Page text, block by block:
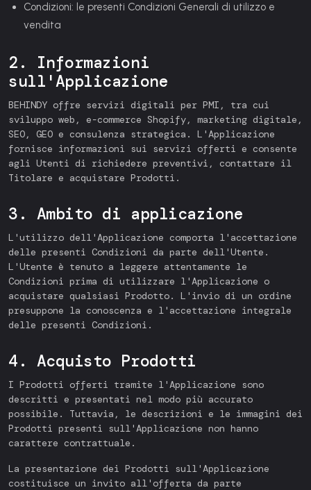
Condizioni: le presenti Condizioni Generali di utilizzo e
vendita
2. Informazioni
sull'Applicazione
BEHINDY offre servizi digitali per PMI, tra cui
sviluppo web, e-commerce Shopify, marketing digitale,
SEO, GEO e consulenza strategica. L'Applicazione
fornisce informazioni sui servizi offerti e consente
agli Utenti di richiedere preventivi, contattare il
Titolare e acquistare Prodotti.
3. Ambito di applicazione
L'utilizzo dell'Applicazione comporta l'accettazione
delle presenti Condizioni da parte dell'Utente.
L'Utente è tenuto a leggere attentamente le
Condizioni prima di utilizzare l'Applicazione o
acquistare qualsiasi Prodotto. L'invio di un ordine
presuppone la conoscenza e l'accettazione integrale
delle presenti Condizioni.
4. Acquisto Prodotti
I Prodotti offerti tramite l'Applicazione sono
descritti e presentati nel modo più accurato
possibile. Tuttavia, le descrizioni e le immagini dei
Prodotti presenti sull'Applicazione non hanno
carattere contrattuale.
La presentazione dei Prodotti sull'Applicazione
costituisce un invito all'offerta da parte